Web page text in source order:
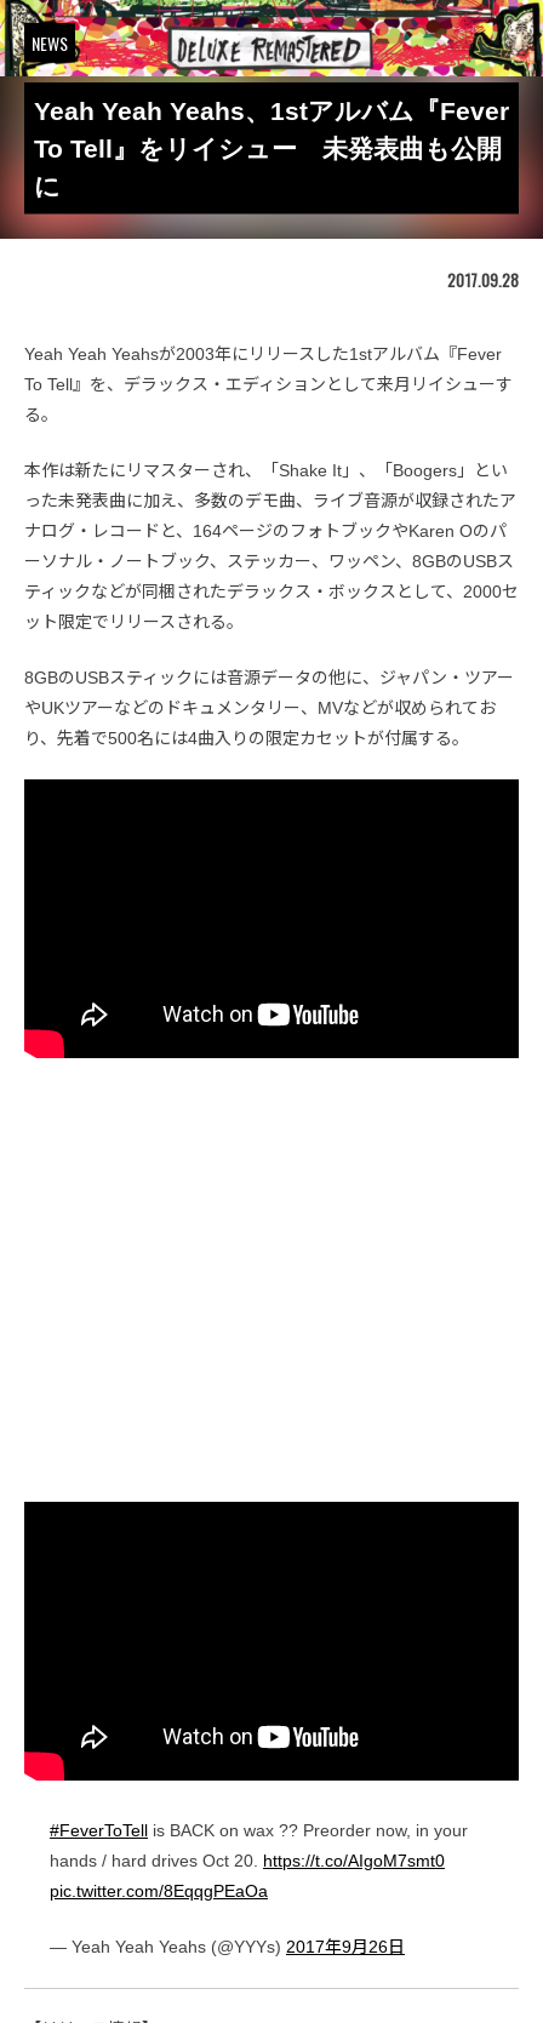
NEWS
Yeah Yeah Yeahs、1stアルバム『Fever
To Tell』をリイシュー 未発表曲も公開
に
2017.09.28
Yeah Yeah Yeahsが2003年にリリースした1stアルバム『Fever
To Tell』を、デラックス・エディションとして来月リイシューす
る。
本作は新たにリマスターされ、「Shake It」、「Boogers」とい
った未発表曲に加え、多数のデモ曲、ライブ音源が収録されたア
ナログ・レコードと、164ページのフォトブックやKaren Oのパ
ーソナル・ノートブック、ステッカー、ワッペン、8GBのUSBス
ティックなどが同梱されたデラックス・ボックスとして、2000セ
ット限定でリリースされる。
8GBのUSBスティックには音源データの他に、ジャパン・ツアー
やUKツアーなどのドキュメンタリー、MVなどが収められてお
り、先着で500名には4曲入りの限定カセットが付属する。
#FeverToTell is BACK on wax ?? Preorder now, in your
hands / hard drives Oct 20. https://t.co/AIgoM7smt0
pic.twitter.com/8EqqgPEaOa
— Yeah Yeah Yeahs (@YYYs) 2017年9月26日